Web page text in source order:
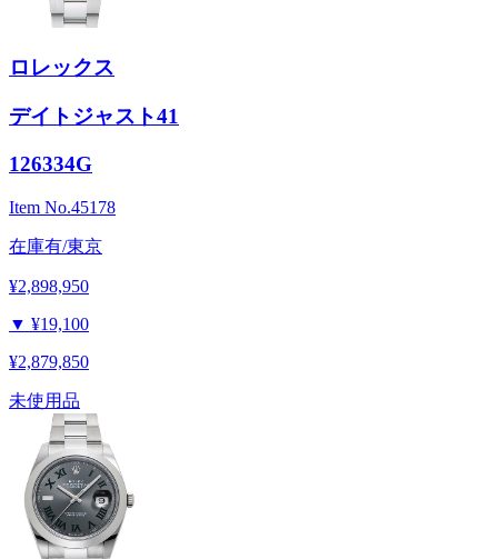
ロレックス
デイトジャスト41
126334G
Item No.45178
在庫有/東京
¥2,898,950
▼ ¥19,100
¥2,879,850
未使用品